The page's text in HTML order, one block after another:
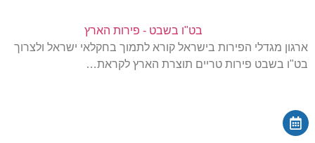
בט"ו בשבט - פירות הארץ
ארגון מגדלי הפירות בישראל קורא לתמוך בחקלאי ישראל ולצרוך
בט"ו בשבט פירות טריים תוצרת הארץ לקראת…